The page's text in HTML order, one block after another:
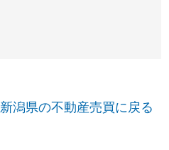
新潟県の不動産売買に戻る